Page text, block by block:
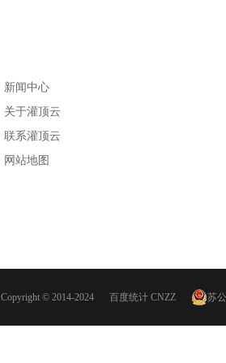
新闻中心
关于灌顶云
联系灌顶云
网站地图
Copyright © 2014-2024 百度统计 CNZZ 苏